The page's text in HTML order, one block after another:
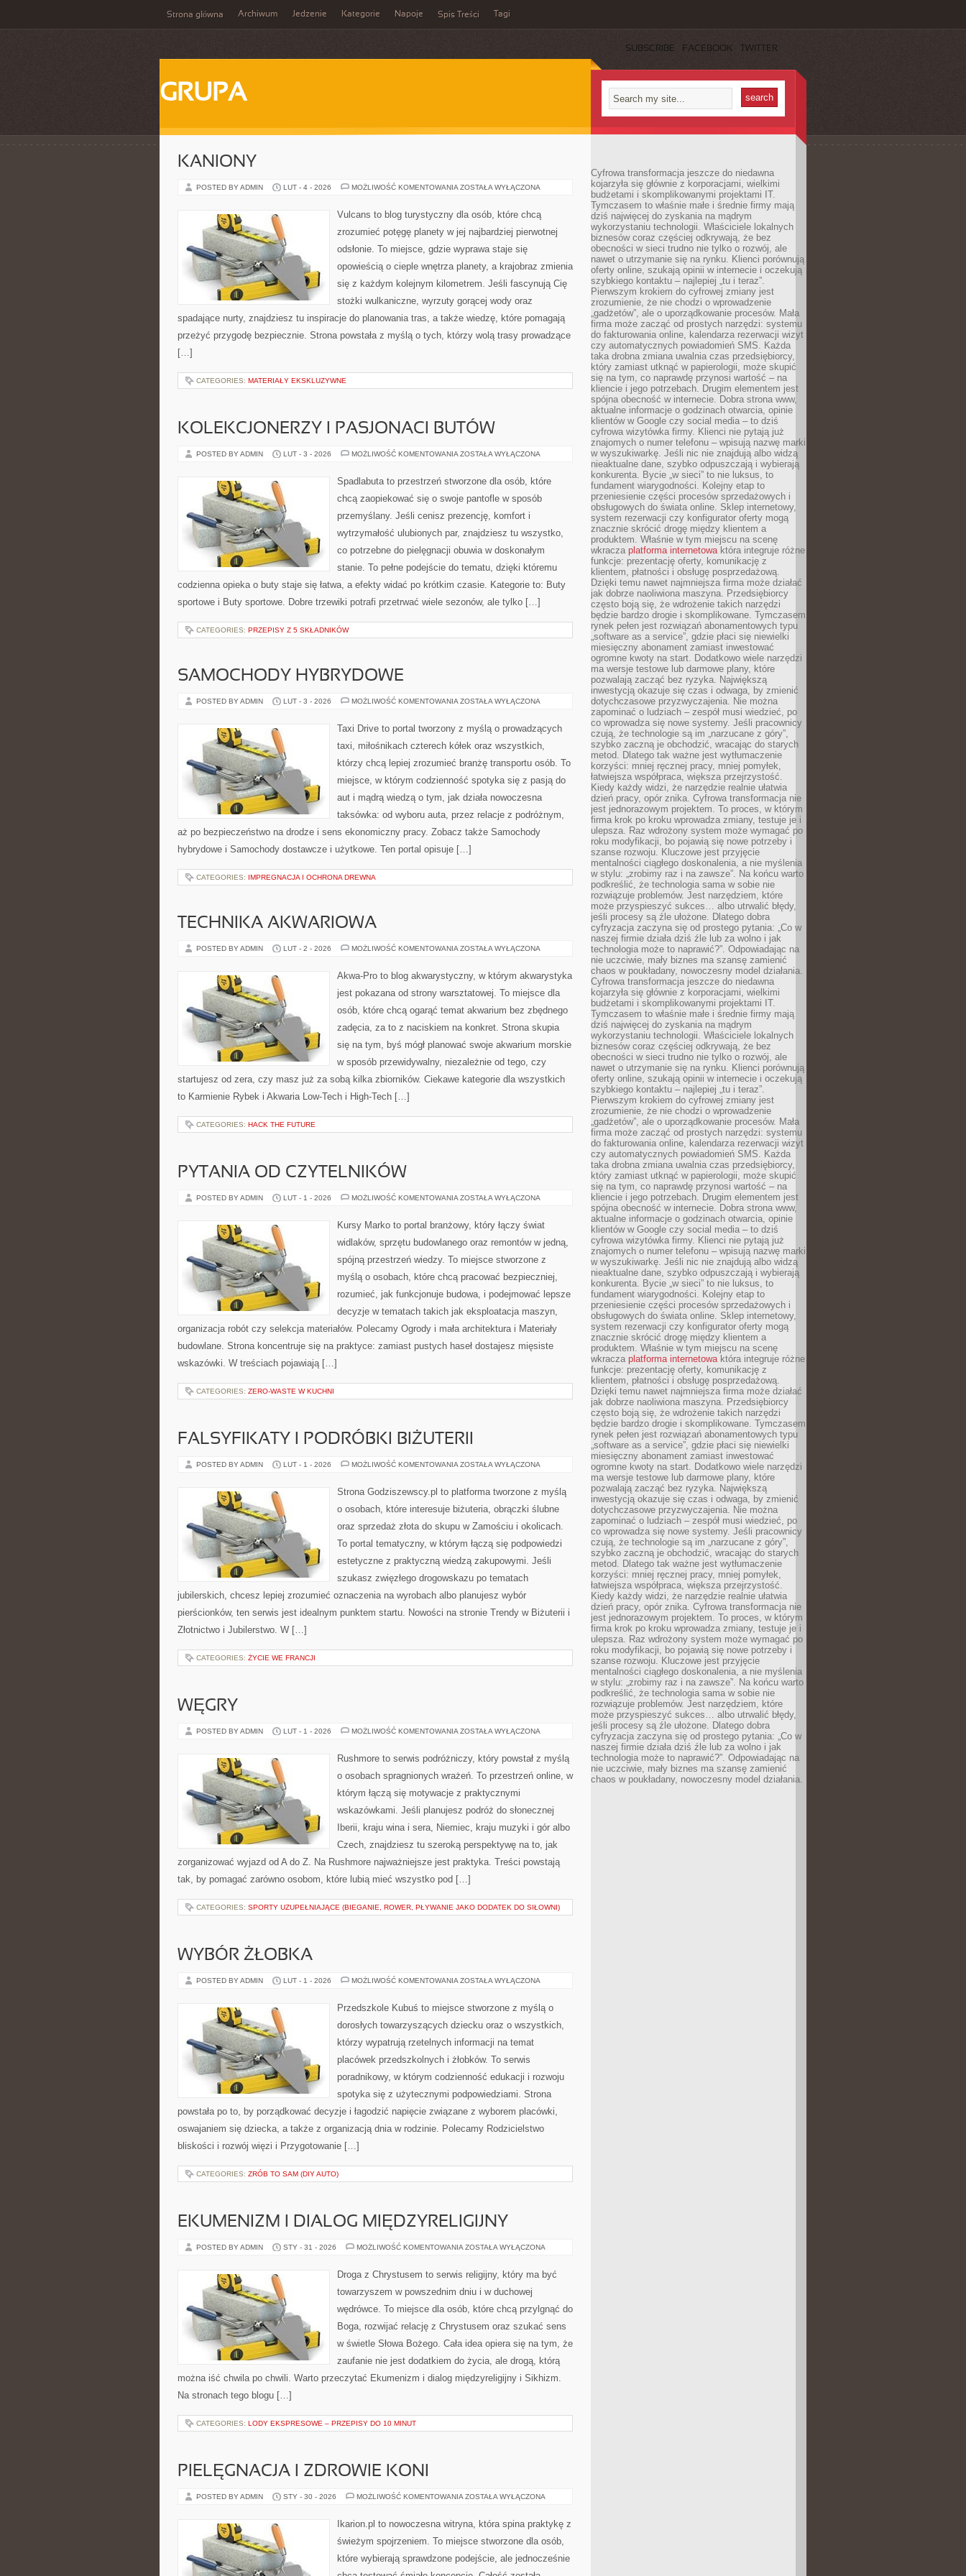
Strona główna Archiwum Jedzenie Kategorie Napoje Spis Treści Tagi
SUBSCRIBE FACEBOOK TWITTER
GRUPA
KANIONY
POSTED BY ADMIN LUT - 4 - 2026 MOŻLIWOŚĆ KOMENTOWANIA KANIONY
ZOSTAŁA WYŁĄCZONA
Vulcans to blog turystyczny dla osób, które chcą
zrozumieć potęgę planety w jej najbardziej pierwotnej
odsłonie. To miejsce, gdzie wyprawa staje się
opowieścią o cieple wnętrza planety, a krajobraz zmienia
się z każdym kolejnym kilometrem. Jeśli fascynują Cię
stożki wulkaniczne, wyrzuty gorącej wody oraz
spadające nurty, znajdziesz tu inspiracje do planowania tras, a także wiedzę, które pomagają
przeżyć przygodę bezpiecznie. Strona powstała z myślą o tych, którzy wolą trasy prowadzące
[…]
CATEGORIES: MATERIAŁY EKSKLUZYWNE
KOLEKCJONERZY I PASJONACI BUTÓW
POSTED BY ADMIN LUT - 3 - 2026 MOŻLIWOŚĆ KOMENTOWANIA KOLEKCJONERZY
ZOSTAŁA WYŁĄCZONA
Spadlabuta to przestrzeń stworzone dla osób, które
chcą zaopiekować się o swoje pantofle w sposób
przemyślany. Jeśli cenisz prezencję, komfort i
wytrzymałość ulubionych par, znajdziesz tu wszystko,
co potrzebne do pielęgnacji obuwia w doskonałym
stanie. To pełne podejście do tematu, dzięki któremu
codzienna opieka o buty staje się łatwa, a efekty widać po krótkim czasie. Kategorie to: Buty
sportowe i Buty sportowe. Dobre trzewiki potrafi przetrwać wiele sezonów, ale tylko […]
CATEGORIES: PRZEPISY Z 5 SKŁADNIKÓW
SAMOCHODY HYBRYDOWE
POSTED BY ADMIN LUT - 3 - 2026 MOŻLIWOŚĆ KOMENTOWANIA SAMOCHODY
ZOSTAŁA WYŁĄCZONA
Taxi Drive to portal tworzony z myślą o prowadzących
taxi, miłośnikach czterech kółek oraz wszystkich,
którzy chcą lepiej zrozumieć branżę transportu osób. To
miejsce, w którym codzienność spotyka się z pasją do
aut i mądrą wiedzą o tym, jak działa nowoczesna
taksówka: od wyboru auta, przez relacje z podróżnym,
aż po bezpieczeństwo na drodze i sens ekonomiczny pracy. Zobacz także Samochody
hybrydowe i Samochody dostawcze i użytkowe. Ten portal opisuje […]
CATEGORIES: IMPREGNACJA I OCHRONA DREWNA
TECHNIKA AKWARIOWA
POSTED BY ADMIN LUT - 2 - 2026 MOŻLIWOŚĆ KOMENTOWANIA TECHNIKA
ZOSTAŁA WYŁĄCZONA
Akwa-Pro to blog akwarystyczny, w którym akwarystyka
jest pokazana od strony warsztatowej. To miejsce dla
osób, które chcą ogarąć temat akwarium bez zbędnego
zadęcia, za to z naciskiem na konkret. Strona skupia
się na tym, byś mógł planować swoje akwarium morskie
w sposób przewidywalny, niezależnie od tego, czy
startujesz od zera, czy masz już za sobą kilka zbiorników. Ciekawe kategorie dla wszystkich
to Karmienie Rybek i Akwaria Low-Tech i High-Tech […]
CATEGORIES: HACK THE FUTURE
PYTANIA OD CZYTELNIKÓW
POSTED BY ADMIN LUT - 1 - 2026 MOŻLIWOŚĆ KOMENTOWANIA PYTANIA
ZOSTAŁA WYŁĄCZONA
Kursy Marko to portal branżowy, który łączy świat
widlaków, sprzętu budowlanego oraz remontów w jedną,
spójną przestrzeń wiedzy. To miejsce stworzone z
myślą o osobach, które chcą pracować bezpieczniej,
rozumieć, jak funkcjonuje budowa, i podejmować lepsze
decyzje w tematach takich jak eksploatacja maszyn,
organizacja robót czy selekcja materiałów. Polecamy Ogrody i mała architektura i Materiały
budowlane. Strona koncentruje się na praktyce: zamiast pustych haseł dostajesz mięsiste
wskazówki. W treściach pojawiają […]
CATEGORIES: ZERO-WASTE W KUCHNI
FALSYFIKATY I PODRÓBKI BIŻUTERII
POSTED BY ADMIN LUT - 1 - 2026 MOŻLIWOŚĆ KOMENTOWANIA FALSYFIKATY
BIŻUTERII
ZOSTAŁA WYŁĄCZONA
Strona Godziszewscy.pl to platforma tworzone z myślą
o osobach, które interesuje biżuteria, obrączki ślubne
oraz sprzedaż złota do skupu w Zamościu i okolicach.
To portal tematyczny, w którym łączą się podpowiedzi
estetyczne z praktyczną wiedzą zakupowymi. Jeśli
szukasz zwięzłego drogowskazu po tematach
jubilerskich, chcesz lepiej zrozumieć oznaczenia na wyrobach albo planujesz wybór
pierścionków, ten serwis jest idealnym punktem startu. Nowości na stronie Trendy w Biżuterii i
Złotnictwo i Jubilerstwo. W […]
CATEGORIES: ŻYCIE WE FRANCJI
WĘGRY
POSTED BY ADMIN LUT - 1 - 2026 MOŻLIWOŚĆ KOMENTOWANIA WĘGRY
ZOSTAŁA WYŁĄCZONA
Rushmore to serwis podróżniczy, który powstał z myślą
o osobach spragnionych wrażeń. To przestrzeń online, w
którym łączą się motywacje z praktycznymi
wskazówkami. Jeśli planujesz podróż do słonecznej
Iberii, kraju wina i sera, Niemiec, kraju muzyki i gór albo
Czech, znajdziesz tu szeroką perspektywę na to, jak
zorganizować wyjazd od A do Z. Na Rushmore najważniejsze jest praktyka. Treści powstają
tak, by pomagać zarówno osobom, które lubią mieć wszystko pod […]
CATEGORIES: SPORTY UZUPEŁNIAJĄCE (BIEGANIE, ROWER, PŁYWANIE JAKO DODATEK DO SIŁOWNI)
WYBÓR ŻŁOBKA
POSTED BY ADMIN LUT - 1 - 2026 MOŻLIWOŚĆ KOMENTOWANIA WYBÓR
ZOSTAŁA WYŁĄCZONA
Przedszkole Kubuś to miejsce stworzone z myślą o
dorosłych towarzyszących dziecku oraz o wszystkich,
którzy wypatrują rzetelnych informacji na temat
placówek przedszkolnych i żłobków. To serwis
poradnikowy, w którym codzienność edukacji i rozwoju
spotyka się z użytecznymi podpowiedziami. Strona
powstała po to, by porządkować decyzje i łagodzić napięcie związane z wyborem placówki,
oswajaniem się dziecka, a także z organizacją dnia w rodzinie. Polecamy Rodzicielstwo
bliskości i rozwój więzi i Przygotowanie […]
CATEGORIES: ZRÓB TO SAM (DIY AUTO)
EKUMENIZM I DIALOG MIĘDZYRELIGIJNY
POSTED BY ADMIN STY - 31 - 2026 MOŻLIWOŚĆ KOMENTOWANIA EKUMENIZM
MIĘDZYRELIGIJNY
ZOSTAŁA WYŁĄCZONA
Droga z Chrystusem to serwis religijny, który ma być
towarzyszem w powszednim dniu i w duchowej
wędrówce. To miejsce dla osób, które chcą przylgnąć do
Boga, rozwijać relację z Chrystusem oraz szukać sens
w świetle Słowa Bożego. Cała idea opiera się na tym, że
zaufanie nie jest dodatkiem do życia, ale drogą, którą
można iść chwila po chwili. Warto przeczytać Ekumenizm i dialog międzyreligijny i Sikhizm.
Na stronach tego blogu […]
CATEGORIES: LODY EKSPRESOWE – PRZEPISY DO 10 MINUT
PIELĘGNACJA I ZDROWIE KONI
POSTED BY ADMIN STY - 30 - 2026 MOŻLIWOŚĆ KOMENTOWANIA PIELĘGNACJA
KONI
ZOSTAŁA WYŁĄCZONA
Ikarion.pl to nowoczesna witryna, która spina praktykę z
świeżym spojrzeniem. To miejsce stworzone dla osób,
które wybierają sprawdzone podejście, ale jednocześnie
Cyfrowa transformacja jeszcze do niedawna
kojarzyła się głównie z korporacjami, wielkimi
budżetami i skomplikowanymi projektami IT.
Tymczasem to właśnie małe i średnie firmy mają
dziś najwięcej do zyskania na mądrym
wykorzystaniu technologii. Właściciele lokalnych
biznesów coraz częściej odkrywają, że bez
obecności w sieci trudno nie tylko o rozwój, ale
nawet o utrzymanie się na rynku. Klienci porównują
oferty online, szukają opinii w internecie i oczekują
szybkiego kontaktu – najlepiej „tu i teraz”.
Pierwszym krokiem do cyfrowej zmiany jest
zrozumienie, że nie chodzi o wprowadzenie
„gadżetów”, ale o uporządkowanie procesów. Mała
firma może zacząć od prostych narzędzi: systemu
do fakturowania online, kalendarza rezerwacji wizyt
czy automatycznych powiadomień SMS. Każda
taka drobna zmiana uwalnia czas przedsiębiorcy,
który zamiast utknąć w papierologii, może skupić
się na tym, co naprawdę przynosi wartość – na
kliencie i jego potrzebach. Drugim elementem jest
spójna obecność w internecie. Dobra strona www,
aktualne informacje o godzinach otwarcia, opinie
klientów w Google czy social media – to dziś
cyfrowa wizytówka firmy. Klienci nie pytają już
znajomych o numer telefonu – wpisują nazwę marki
w wyszukiwarkę. Jeśli nic nie znajdują albo widzą
nieaktualne dane, szybko odpuszczają i wybierają
konkurenta. Bycie „w sieci” to nie luksus, to
fundament wiarygodności. Kolejny etap to
przeniesienie części procesów sprzedażowych i
obsługowych do świata online. Sklep internetowy,
system rezerwacji czy konfigurator oferty mogą
znacznie skrócić drogę między klientem a
produktem. Właśnie w tym miejscu na scenę
wkracza platforma internetowaktóra integruje różne
funkcje: prezentację oferty, komunikację z
klientem, płatności i obsługę posprzedażową.
Dzięki temu nawet najmniejsza firma może działać
jak dobrze naoliwiona maszyna. Przedsiębiorcy
często boją się, że wdrożenie takich narzędzi
będzie bardzo drogie i skomplikowane. Tymczasem
rynek pełen jest rozwiązań abonamentowych typu
„software as a service”, gdzie płaci się niewielki
miesięczny abonament zamiast inwestować
ogromne kwoty na start. Dodatkowo wiele narzędzi
ma wersje testowe lub darmowe plany, które
pozwalają zacząć bez ryzyka. Największą
inwestycją okazuje się czas i odwaga, by zmienić
dotychczasowe przyzwyczajenia. Nie można
zapominać o ludziach – zespół musi wiedzieć, po
co wprowadza się nowe systemy. Jeśli pracownicy
czują, że technologie są im „narzucane z góry”,
szybko zaczną je obchodzić, wracając do starych
metod. Dlatego tak ważne jest wytłumaczenie
korzyści: mniej ręcznej pracy, mniej pomyłek,
łatwiejsza współpraca, większa przejrzystość.
Kiedy każdy widzi, że narzędzie realnie ułatwia
dzień pracy, opór znika. Cyfrowa transformacja nie
jest jednorazowym projektem. To proces, w którym
firma krok po kroku wprowadza zmiany, testuje je i
ulepsza. Raz wdrożony system może wymagać po
roku modyfikacji, bo pojawią się nowe potrzeby i
szanse rozwoju. Kluczowe jest przyjęcie
mentalności ciągłego doskonalenia, a nie myślenia
w stylu: „zrobimy raz i na zawsze”. Na końcu warto
podkreślić, że technologia sama w sobie nie
rozwiązuje problemów. Jest narzędziem, które
może przyspieszyć sukces… albo utrwalić błędy,
jeśli procesy są źle ułożone. Dlatego dobra
cyfryzacja zaczyna się od prostego pytania: „Co w
naszej firmie działa dziś źle lub za wolno i jak
technologia może to naprawić?”. Odpowiadając na
nie uczciwie, mały biznes ma szansę zamienić
chaos w poukładany, nowoczesny model działania.
Cyfrowa transformacja jeszcze do niedawna
kojarzyła się głównie z korporacjami, wielkimi
budżetami i skomplikowanymi projektami IT.
Tymczasem to właśnie małe i średnie firmy mają
dziś najwięcej do zyskania na mądrym
wykorzystaniu technologii. Właściciele lokalnych
biznesów coraz częściej odkrywają, że bez
obecności w sieci trudno nie tylko o rozwój, ale
nawet o utrzymanie się na rynku. Klienci porównują
oferty online, szukają opinii w internecie i oczekują
szybkiego kontaktu – najlepiej „tu i teraz”.
Pierwszym krokiem do cyfrowej zmiany jest
zrozumienie, że nie chodzi o wprowadzenie
„gadżetów”, ale o uporządkowanie procesów. Mała
firma może zacząć od prostych narzędzi: systemu
do fakturowania online, kalendarza rezerwacji wizyt
czy automatycznych powiadomień SMS. Każda
taka drobna zmiana uwalnia czas przedsiębiorcy,
który zamiast utknąć w papierologii, może skupić
się na tym, co naprawdę przynosi wartość – na
kliencie i jego potrzebach. Drugim elementem jest
spójna obecność w internecie. Dobra strona www,
aktualne informacje o godzinach otwarcia, opinie
klientów w Google czy social media – to dziś
cyfrowa wizytówka firmy. Klienci nie pytają już
znajomych o numer telefonu – wpisują nazwę marki
w wyszukiwarkę. Jeśli nic nie znajdują albo widzą
nieaktualne dane, szybko odpuszczają i wybierają
konkurenta. Bycie „w sieci” to nie luksus, to
fundament wiarygodności. Kolejny etap to
przeniesienie części procesów sprzedażowych i
obsługowych do świata online. Sklep internetowy,
system rezerwacji czy konfigurator oferty mogą
znacznie skrócić drogę między klientem a
produktem. Właśnie w tym miejscu na scenę
wkracza platforma internetowaktóra integruje różne
funkcje: prezentację oferty, komunikację z
klientem, płatności i obsługę posprzedażową.
Dzięki temu nawet najmniejsza firma może działać
jak dobrze naoliwiona maszyna. Przedsiębiorcy
często boją się, że wdrożenie takich narzędzi
będzie bardzo drogie i skomplikowane. Tymczasem
rynek pełen jest rozwiązań abonamentowych typu
„software as a service”, gdzie płaci się niewielki
miesięczny abonament zamiast inwestować
ogromne kwoty na start. Dodatkowo wiele narzędzi
ma wersje testowe lub darmowe plany, które
pozwalają zacząć bez ryzyka. Największą
inwestycją okazuje się czas i odwaga, by zmienić
dotychczasowe przyzwyczajenia. Nie można
zapominać o ludziach – zespół musi wiedzieć, po
co wprowadza się nowe systemy. Jeśli pracownicy
czują, że technologie są im „narzucane z góry”,
szybko zaczną je obchodzić, wracając do starych
metod. Dlatego tak ważne jest wytłumaczenie
korzyści: mniej ręcznej pracy, mniej pomyłek,
łatwiejsza współpraca, większa przejrzystość.
Kiedy każdy widzi, że narzędzie realnie ułatwia
dzień pracy, opór znika. Cyfrowa transformacja nie
jest jednorazowym projektem. To proces, w którym
firma krok po kroku wprowadza zmiany, testuje je i
ulepsza. Raz wdrożony system może wymagać po
roku modyfikacji, bo pojawią się nowe potrzeby i
szanse rozwoju. Kluczowe jest przyjęcie
mentalności ciągłego doskonalenia, a nie myślenia
w stylu: „zrobimy raz i na zawsze”. Na końcu warto
podkreślić, że technologia sama w sobie nie
rozwiązuje problemów. Jest narzędziem, które
może przyspieszyć sukces… albo utrwalić błędy,
jeśli procesy są źle ułożone. Dlatego dobra
cyfryzacja zaczyna się od prostego pytania: „Co w
naszej firmie działa dziś źle lub za wolno i jak
technologia może to naprawić?”. Odpowiadając na
nie uczciwie, mały biznes ma szansę zamienić
chaos w poukładany, nowoczesny model działania.